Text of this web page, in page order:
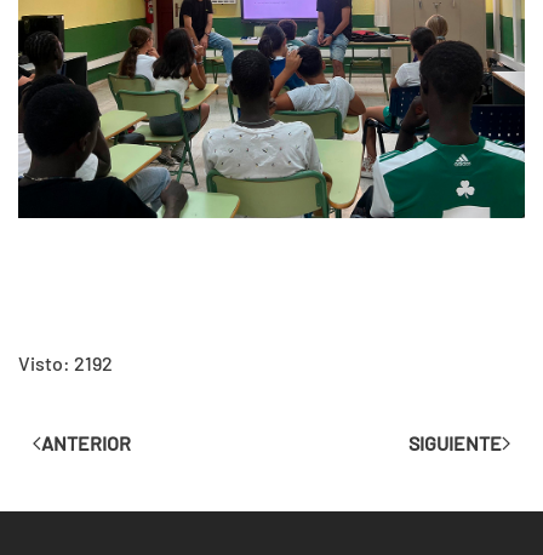
Visto: 2192
ANTERIOR SIGUIENTE